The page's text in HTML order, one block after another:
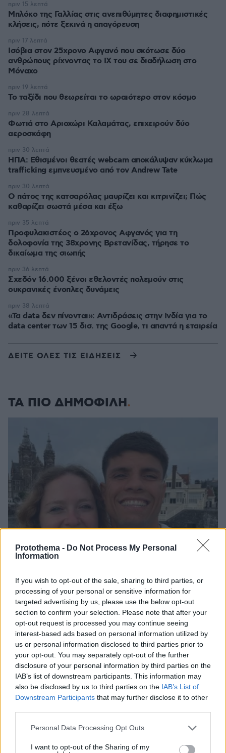
Protothema - Do Not Process My Personal
Information
If you wish to opt-out of the sale, sharing to third parties, or
processing of your personal or sensitive information for
targeted advertising by us, please use the below opt-out
section to confirm your selection. Please note that after your
opt-out request is processed you may continue seeing
interest-based ads based on personal information utilized by
us or personal information disclosed to third parties prior to
your opt-out. You may separately opt-out of the further
disclosure of your personal information by third parties on the
IAB’s list of downstream participants. This information may
also be disclosed by us to third parties on the IAB’s List of
Downstream Participants that may further disclose it to other
Please note that this website/app uses one or more Google
not limited to your visit or usage behaviour. You may click to
Personal Data Processing Opt Outs
I want to opt-out of the Sharing of my
Μπλόκο της Γαλλίας στις ανεπιθύμητες διαφημιστικές
κλήσεις, πότε ξεκινά η απαγόρευση
πριν 15 λεπτά
Ισόβια στον 25χρονο Αφγανό που σκότωσε δύο
ανθρώπους ρίχνοντας το ΙΧ του σε διαδήλωση στο
Μόναχο
πριν 17 λεπτά
Το ταξίδι που θεωρείται το ωραιότερο στον κόσμο
πριν 19 λεπτά
Φωτιά στο Αριοχώρι Καλαμάτας, επιχειρούν δύο
αεροσκάφη
πριν 28 λεπτά
ΗΠΑ: Εθισμένοι θεατές webcam αποκάλυψαν κύκλωμα
trafficking εμπνευσμένο από τον Andrew Tate
πριν 30 λεπτά
Ο πάτος της κατσαρόλας μαυρίζει και κιτρινίζει; Πώς
καθαρίζει σωστά μέσα και έξω
πριν 30 λεπτά
Προφυλακιστέος ο 26χρονος Αφγανός για τη
δολοφονία της 38χρονης Βρετανίδας, τήρησε το
δικαίωμα της σιωπής
πριν 35 λεπτά
Σχεδόν 16.000 ξένοι εθελοντές πολεμούν στις
ουκρανικές ένοπλες δυνάμεις
πριν 36 λεπτά
«Τα data δεν πίνονται»: Αντιδράσεις στην Ινδία για το
data center των 15 δισ. της Google, τι απαντά η εταιρεία
πριν 38 λεπτά
ΔΕΙΤΕ ΟΛΕΣ ΤΙΣ ΕΙΔΗΣΕΙΣ
ΤΑ ΠΙΟ ΔΗΜΟΦΙΛΗ
Η αποκαλυπτική κατάθεση της συζύγου του
Αφγανού: Πώς γνωρίσαμε τη Λίσα, γιατί
υποψιάστηκα ότι ήταν το πτώμα στη βαλίτσα
06.08.2026, 12:32